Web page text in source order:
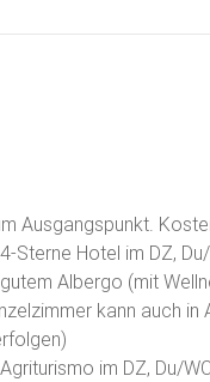
Ausgangspunkt.
Sterne Hotel im DZ,
Albergo (mit
kann auch
im DZ, Du/